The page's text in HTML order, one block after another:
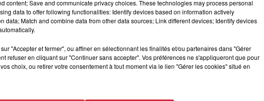
content; Save and communicate privacy choices. These technologies may process personal
data to offer following functionalities: Identify devices based on information actively
data; Match and combine data from other data sources; Link different devices; Identify devices
"Accepter et fermer", ou affiner en sélectionnant les finalités et/ou partenaires dans "Gérer
refuser en cliquant sur "Continuer sans accepter". Vos préférences ne s'appliqueront que pour
choix, ou retirer votre consentement à tout moment via le lien "Gérer les cookies" situé en